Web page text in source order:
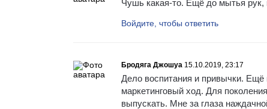
Чушь какая-то. Ещё до мытья рук,
Войдите, чтобы ответить
Бродяга Джошуа 15.10.2019, 23:17
Дело воспитания и привычки. Ещё
маркетинговый ход. Для
выпускать. Мне за глаза